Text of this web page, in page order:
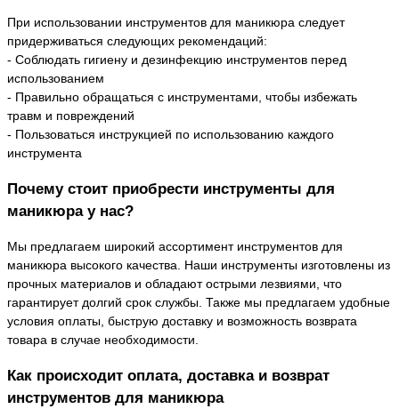
При использовании инструментов для маникюра следует
придерживаться следующих рекомендаций:
- Соблюдать гигиену и дезинфекцию инструментов перед
использованием
- Правильно обращаться с инструментами, чтобы избежать
травм и повреждений
- Пользоваться инструкцией по использованию каждого
инструмента
Почему стоит приобрести инструменты для
маникюра у нас?
Мы предлагаем широкий ассортимент инструментов для
маникюра высокого качества. Наши инструменты изготовлены из
прочных материалов и обладают острыми лезвиями, что
гарантирует долгий срок службы. Также мы предлагаем удобные
условия оплаты, быструю доставку и возможность возврата
товара в случае необходимости.
Как происходит оплата, доставка и возврат
инструментов для маникюра